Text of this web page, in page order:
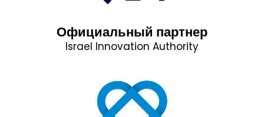
Официальный партнер
Israel Innovation Authority